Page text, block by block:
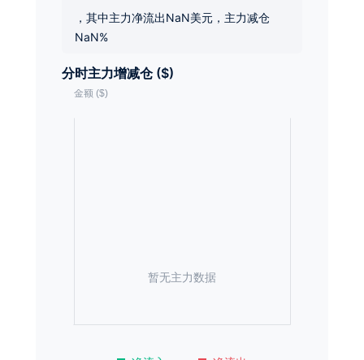
，其中主力净流出NaN美元，主力减仓
NaN%
分时主力增减仓 ($)
暂无主力数据